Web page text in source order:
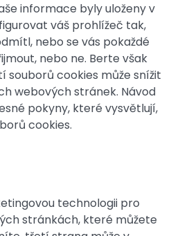
informace byly uloženy v
váš prohlížeč tak,
nebo se vás pokaždé
nebo ne. Berte však
souborů cookies může snížit
webových stránek. Návod
pokyny, které vysvětlují,
cookies.
technologii pro
stránkách, které můžete